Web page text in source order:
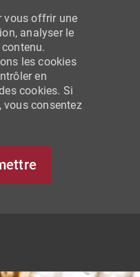
vous offrir une
analyser le
les cookies
en
cookies. Si
vous consentez